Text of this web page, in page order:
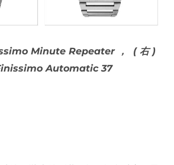
Minute Repeater ， ( 右 )
Automatic 37